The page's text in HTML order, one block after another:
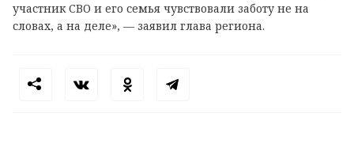
участник СВО и его семья чувствовали заботу не на
словах, а на деле», — заявил глава региона.